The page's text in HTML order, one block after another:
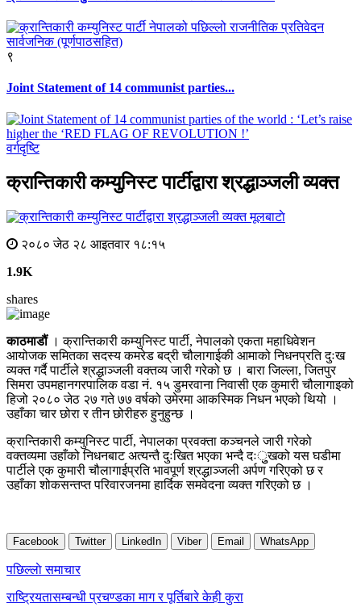
९
Joint Statement of 14 communist parties...
वर्गदृष्टि
क्रान्तिकारी कम्युनिस्ट पार्टीद्वारा श्रद्धाञ्जली व्यक्त
मूलबाटाे
२०८० जेठ २८ आइतवार १८:१५
1.9K
shares
काठमाडौं। क्रान्तिकारी कम्युनिस्ट पार्टी, नेपालको एकता महाधिवेशन
आयोजक समितका सदस्य कमरेड बद्री चौलागाईकी आमाको निधनप्रति दुःख
व्यक्त गर्दै पार्टीले श्रद्धाञ्जली वक्तव्य जारी गरेको छ । बारा जिल्ला, जितपुर
सिमरा उपमहानगरपालिक वडा नं. १५ डुमरवाना निवासी एक कुमारी चौलागाइको
हिजो २०८० जेठ २७ गते ७७ वर्षको उमेरमा आकस्मिक निधन भएको थियो ।
उहाँका चार छोरा र तीन छोरीहरु हुनुहुन्छ ।
क्रान्तिकारी कम्युनिस्ट पार्टी, नेपालका प्रवक्ता कञ्चनले जारी गरेको
वक्तव्यमा उहाँको निधनबाट अत्यन्तै दुःखित भएका भन्दै दःुुखको यस घडीमा
पार्टीले एक कुमारी चौलागाईप्रति भावपूर्ण श्रद्धाञ्जली अर्पण गरिएको छ र
उहाँका शोकसन्तप्त परिवारजनमा हार्दिक समवेदना व्यक्त गरिएको छ ।
Facebook Twitter LinkedIn Viber Email WhatsApp
Post
navigation
पछिल्लाे समाचार
राष्ट्रियतासम्बन्धी प्रचण्डका माग र पूर्तिबारे केही कुरा